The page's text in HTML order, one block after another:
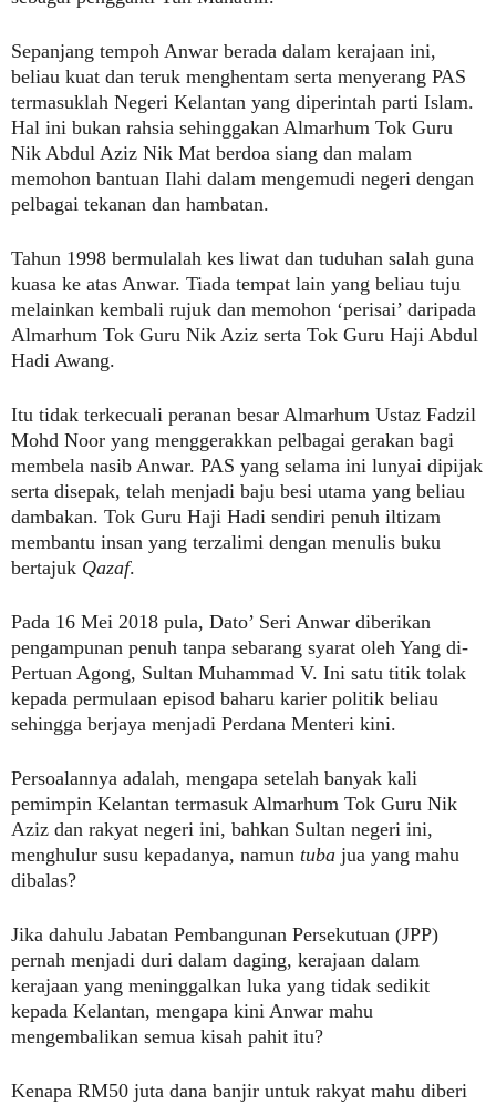
Sepanjang tempoh Anwar berada dalam kerajaan ini,
beliau kuat dan teruk menghentam serta menyerang PAS
termasuklah Negeri Kelantan yang diperintah parti Islam.
Hal ini bukan rahsia sehinggakan Almarhum Tok Guru
Nik Abdul Aziz Nik Mat berdoa siang dan malam
memohon bantuan Ilahi dalam mengemudi negeri dengan
pelbagai tekanan dan hambatan.
Tahun 1998 bermulalah kes liwat dan tuduhan salah guna
kuasa ke atas Anwar. Tiada tempat lain yang beliau tuju
melainkan kembali rujuk dan memohon ‘perisai’ daripada
Almarhum Tok Guru Nik Aziz serta Tok Guru Haji Abdul
Hadi Awang.
Itu tidak terkecuali peranan besar Almarhum Ustaz Fadzil
Mohd Noor yang menggerakkan pelbagai gerakan bagi
membela nasib Anwar. PAS yang selama ini lunyai dipijak
serta disepak, telah menjadi baju besi utama yang beliau
dambakan. Tok Guru Haji Hadi sendiri penuh iltizam
membantu insan yang terzalimi dengan menulis buku
bertajuk Qazaf.
Pada 16 Mei 2018 pula, Dato’ Seri Anwar diberikan
pengampunan penuh tanpa sebarang syarat oleh Yang di-
Pertuan Agong, Sultan Muhammad V. Ini satu titik tolak
kepada permulaan episod baharu karier politik beliau
sehingga berjaya menjadi Perdana Menteri kini.
Persoalannya adalah, mengapa setelah banyak kali
pemimpin Kelantan termasuk Almarhum Tok Guru Nik
Aziz dan rakyat negeri ini, bahkan Sultan negeri ini,
menghulur susu kepadanya, namun tuba jua yang mahu
dibalas?
Jika dahulu Jabatan Pembangunan Persekutuan (JPP)
pernah menjadi duri dalam daging, kerajaan dalam
kerajaan yang meninggalkan luka yang tidak sedikit
kepada Kelantan, mengapa kini Anwar mahu
mengembalikan semua kisah pahit itu?
Kenapa RM50 juta dana banjir untuk rakyat mahu diberi